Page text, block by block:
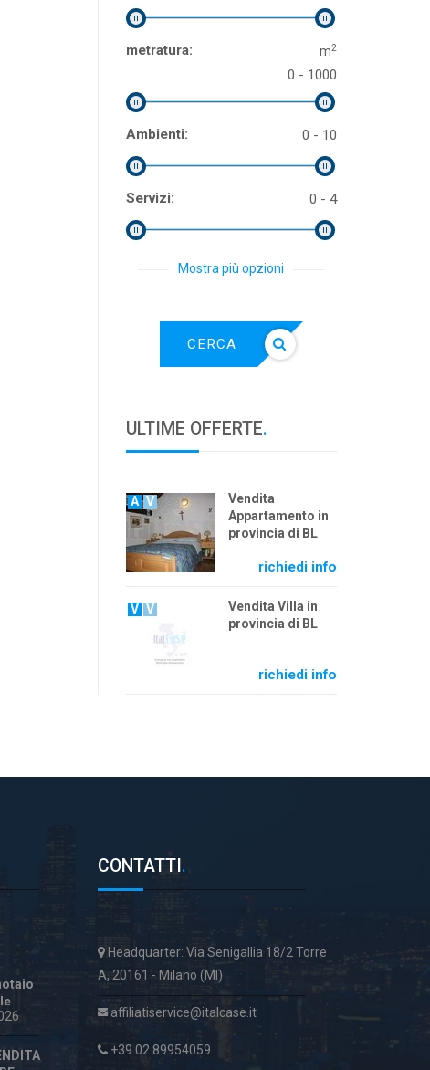
metratura: m2
0 - 1000
Ambienti: 0 - 10
Servizi: 0 - 4
Mostra più opzioni
CERCA
ULTIME OFFERTE.
A V
Vendita
Appartamento in
provincia di BL
richiedi info
V V
Vendita Villa in
provincia di BL
richiedi info
la
CONTATTI .
Headquarter: Via Senigallia 18/2 Torre
A, 20161 - Milano (MI)
affiliatiservice@italcase.it
+39 02 89954059